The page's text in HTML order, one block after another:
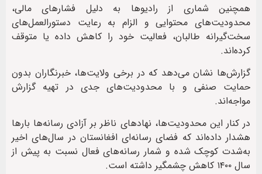
همچنین شماری از رادیوها به دلیل فشارهای مالی،
محدودیت‌های محتوایی و الزام به رعایت دستورالعمل‌های
سخت‌گیرانه طالبان، فعالیت خود را کاهش داده یا متوقف
کرده‌اند.
گزارش‌ها نشان می‌دهد که در برخی ولایت‌ها، خبرنگاران بدون
حمایت صنفی و با محدودیت‌های جدی در تهیه گزارش
مواجه‌اند.
در کنار این محدودیت‌ها، نهادهای ناظر بر آزادی رسانه‌ها بارها
هشدار داده‌اند که فضای رسانه‌ای افغانستان در سال‌های اخیر
به‌شدت کوچک شده و شمار رسانه‌های فعال نسبت به پیش از
سال ۱۴۰۰ کاهش چشمگیر داشته است.